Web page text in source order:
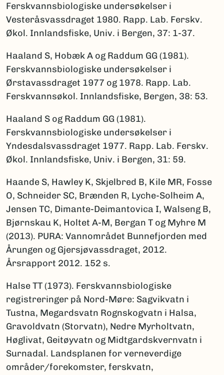
Ferskvannsbiologiske undersøkelser i
Vesteråsvassdraget 1980. Rapp. Lab. Ferskv.
Økol. Innlandsfiske, Univ. i Bergen, 37: 1-37.
Haaland S, Hobæk A og Raddum GG (1981).
Ferskvannsbiologiske undersøkelser i
Ørstavassdraget 1977 og 1978. Rapp. Lab.
Ferskvannsøkol. Innlandsfiske, Bergen, 38: 53.
Haaland S og Raddum GG (1981).
Ferskvannsbiologiske undersøkelser i
Yndesdalsvassdraget 1977. Rapp. Lab. Ferskv.
Økol. Innlandsfiske, Univ. i Bergen, 31: 59.
Haande S, Hawley K, Skjelbred B, Kile MR, Fosse
O, Schneider SC, Brænden R, Lyche-Solheim A,
Jensen TC, Dimante-Deimantovica I, Walseng B,
Bjørnskau K, Holtet A-M, Bergan T og Myhre M
(2013). PURA: Vannområdet Bunnefjorden med
Årungen og Gjersjøvassdraget, 2012.
Årsrapport 2012. 152 s.
Halse TT (1973). Ferskvannsbiologiske
registreringer på Nord-Møre: Sagvikvatn i
Tustna, Megardsvatn Rognskogvatn i Halsa,
Gravoldvatn (Storvatn), Nedre Myrholtvatn,
Høglivat, Geitøyvatn og Midtgardskvernvatn i
Surnadal. Landsplanen for verneverdige
områder/forekomster, ferskvatn,